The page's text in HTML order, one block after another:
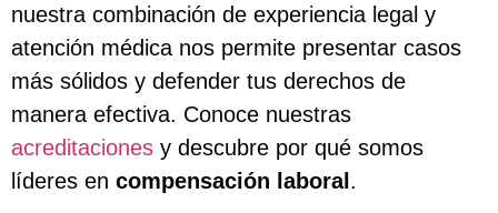
nuestra combinación de experiencia legal y
atención médica nos permite presentar casos
más sólidos y defender tus derechos de
manera efectiva. Conoce nuestras
acreditaciones y descubre por qué somos
líderes en compensación laboral .